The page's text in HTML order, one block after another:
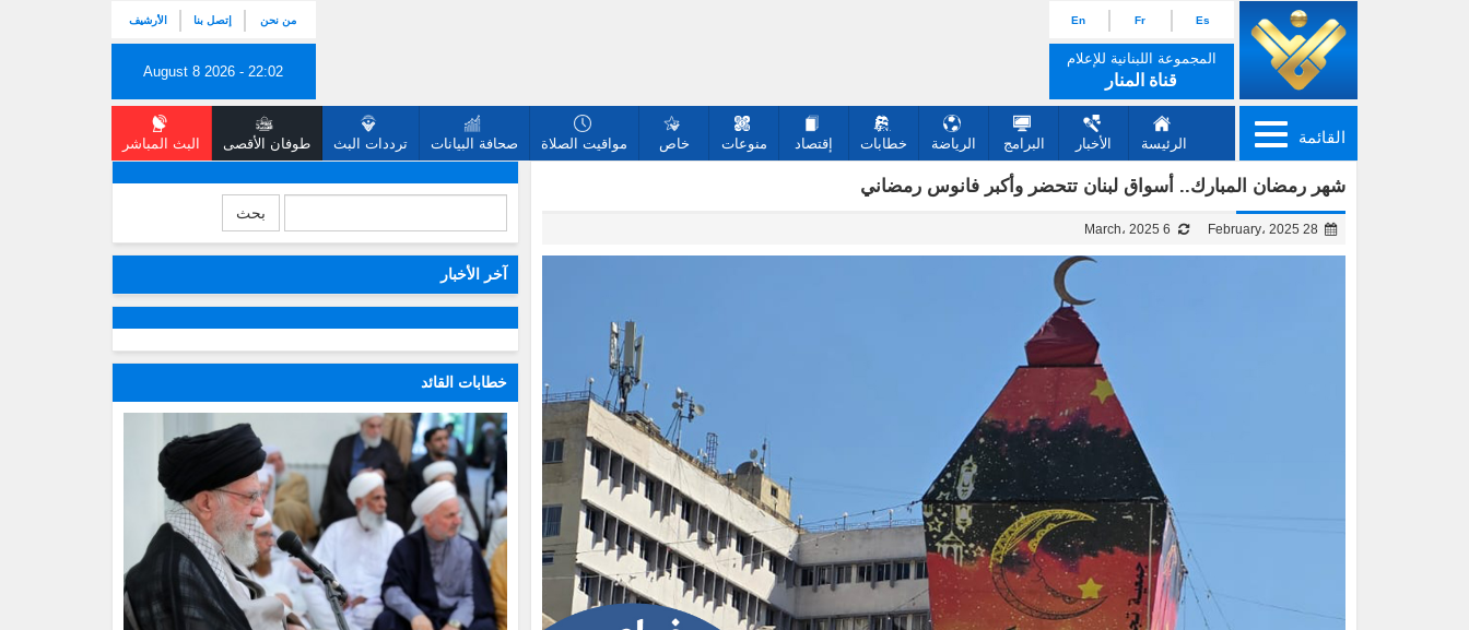
Es
Fr
En
المجموعة اللبنانية للإعلام
قناة المنار
من نحن إتصل بنا الأرشيف
August 8 2026 - 22:02
القائمة الرئيسة الأخبار البرامج الرياضة خطابات إقتصاد منوعات خاص مواقيت الصلاة صحافة البيانات ترددات البث طوفان الأقصى البث المباشر
شهر رمضان المبارك.. أسواق لبنان تتحضر وأكبر فانوس رمضاني
بحث
آخر الأخبار
خطابات القائد